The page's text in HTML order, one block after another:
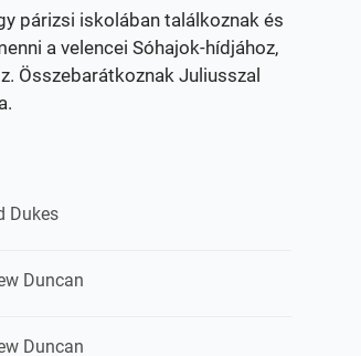
párizsi iskolában találkoznak és
a velencei Sóhajok-hídjához,
Összebarátkoznak Juliusszal
Dukes
Duncan
Duncan